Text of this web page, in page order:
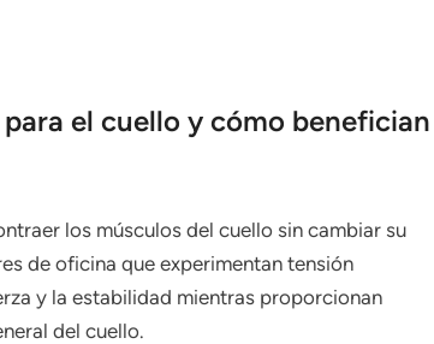
el cuello y cómo benefician
los músculos del cuello sin cambiar su
de oficina que experimentan tensión
y la estabilidad mientras proporcionan
del cuello.